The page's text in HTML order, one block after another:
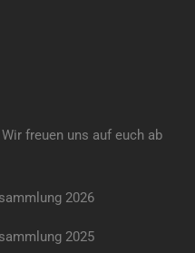
freuen uns auf euch ab
2026
2025